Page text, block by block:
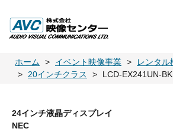
ホーム イベント映像事業 レンタル
20インチクラス
LCD-EX241UN-BK
24インチ液晶ディスプレイ
NEC